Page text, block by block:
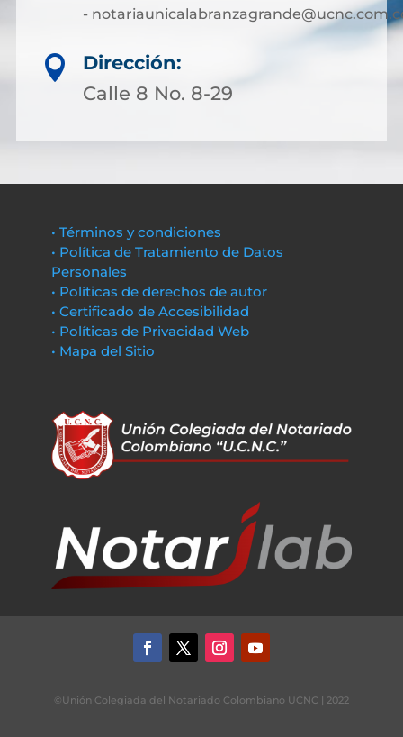
-

Dirección:
Calle 8 No. 8-29
• Términos y condiciones
• Política de Tratamiento de Datos
Personales
• Políticas de derechos de autor
• Certificado de Accesibilidad
• Políticas de Privacidad Web
• Mapa del Sitio
©Unión Colegiada del Notariado Colombiano UCNC | 2022